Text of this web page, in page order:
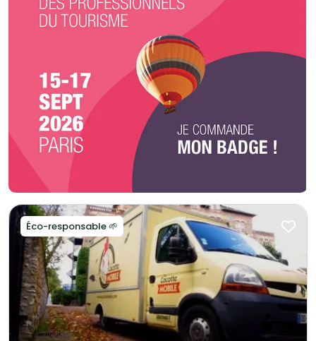
sushis, et un photobooth sur le même devis c’est possible Un repas assis
à table avec tout le personnel pour un service impeccable et du matériel
pour passer une vidéo sur le même devis c’est possible ! Pour un
événement communautaire, avec un buffet antillais pour 90 personnes et
avec en complément une proposition traiteur français pour 50 personnes
sur le même devis, c’est possible ! Un cocktail pour un anniversaire à petit
prix, avec un DJ et toutes les lumières sur le même devis c’est possible !
Une péniche à petit prix pour recevoir vos invités autour d’un cocktail
correspondant exactement à vos attentes sur le même devis c’est
possible ! Pour un mariage mixte une demande de cocktail asiatique et
libanais avec tout le mobilier à la location sur le même devis c’est
possible ! Magnolia Traiteur c’est la garantie d’un événement réussi à
tous les niveaux et à petit prix ! Magnolia Traiteur propose ses services sur
toute l'Ile-de-France. Plus de 500 avis clients sur notre site Magnolia For
Event !
Éco-responsable 🌱